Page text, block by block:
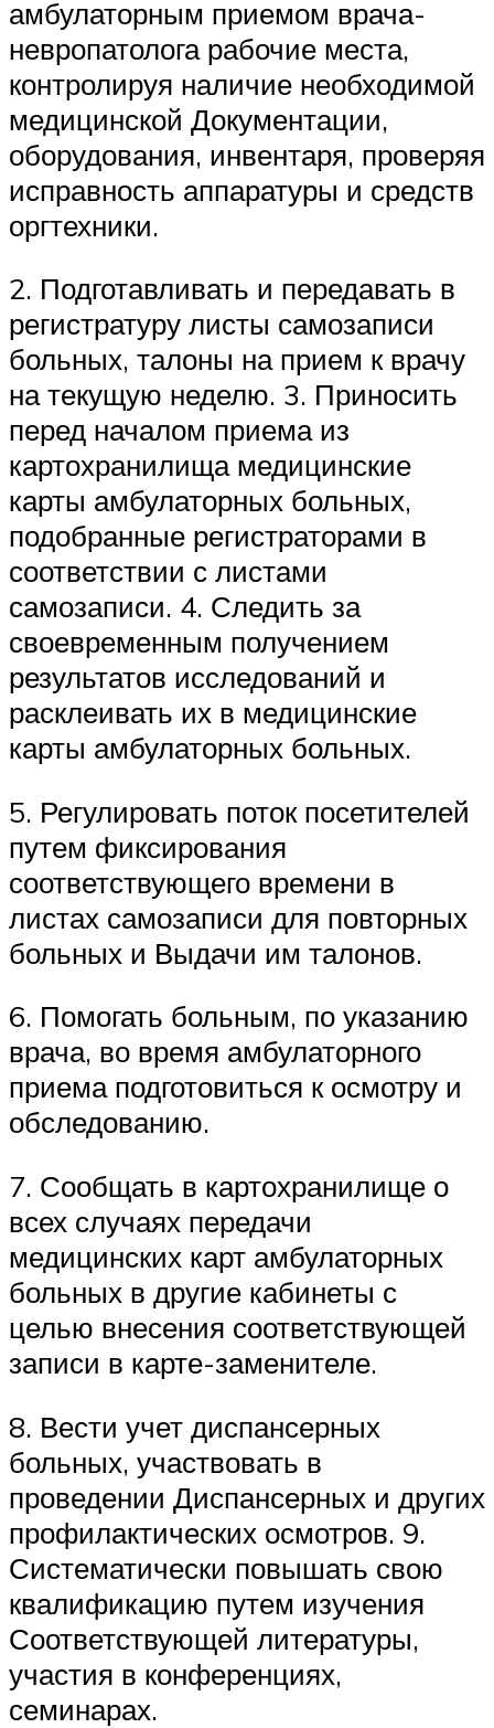
амбулаторным приемом врача-
невропатолога рабочие места,
контролируя наличие необходимой
медицинской Документации,
оборудования, инвентаря, проверяя
исправность аппаратуры и средств
оргтехники.
2. Подготавливать и передавать в
регистратуру листы самозаписи
больных, талоны на прием к врачу
на текущую неделю. 3. Приносить
перед началом приема из
картохранилища медицинские
карты амбулаторных больных,
подобранные регистраторами в
соответствии с листами
самозаписи. 4. Следить за
своевременным получением
результатов исследований и
расклеивать их в медицинские
карты амбулаторных больных.
5. Регулировать поток посетителей
путем фиксирования
соответствующего времени в
листах самозаписи для повторных
больных и Выдачи им талонов.
6. Помогать больным, по указанию
врача, во время амбулаторного
приема подготовиться к осмотру и
обследованию.
7. Сообщать в картохранилище о
всех случаях передачи
медицинских карт амбулаторных
больных в другие кабинеты с
целью внесения соответствующей
записи в карте-заменителе.
8. Вести учет диспансерных
больных, участвовать в
проведении Диспансерных и других
профилактических осмотров. 9.
Систематически повышать свою
квалификацию путем изучения
Соответствующей литературы,
участия в конференциях,
семинарах.